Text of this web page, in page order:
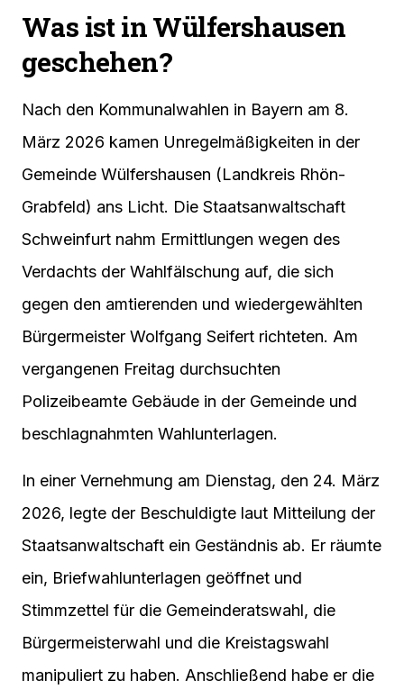
Was ist in Wülfershausen
geschehen?
Nach den Kommunalwahlen in Bayern am 8.
März 2026 kamen Unregelmäßigkeiten in der
Gemeinde Wülfershausen (Landkreis Rhön-
Grabfeld) ans Licht. Die Staatsanwaltschaft
Schweinfurt nahm Ermittlungen wegen des
Verdachts der Wahlfälschung auf, die sich
gegen den amtierenden und wiedergewählten
Bürgermeister Wolfgang Seifert richteten. Am
vergangenen Freitag durchsuchten
Polizeibeamte Gebäude in der Gemeinde und
beschlagnahmten Wahlunterlagen.
In einer Vernehmung am Dienstag, den 24. März
2026, legte der Beschuldigte laut Mitteilung der
Staatsanwaltschaft ein Geständnis ab. Er räumte
ein, Briefwahlunterlagen geöffnet und
Stimmzettel für die Gemeinderatswahl, die
Bürgermeisterwahl und die Kreistagswahl
manipuliert zu haben. Anschließend habe er die